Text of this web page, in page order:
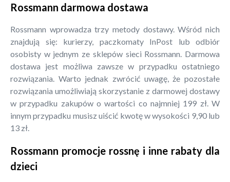
Rossmann darmowa dostawa
Rossmann wprowadza trzy metody dostawy. Wśród nich
znajdują się: kurierzy, paczkomaty InPost lub odbiór
osobisty w jednym ze sklepów sieci Rossmann. Darmowa
dostawa jest możliwa zawsze w przypadku ostatniego
rozwiązania. Warto jednak zwrócić uwagę, że pozostałe
rozwiązania umożliwiają skorzystanie z darmowej dostawy
w przypadku zakupów o wartości co najmniej 199 zł. W
innym przypadku musisz uiścić kwotę w wysokości 9,90 lub
13 zł.
Rossmann promocje rossnę i inne rabaty dla
dzieci